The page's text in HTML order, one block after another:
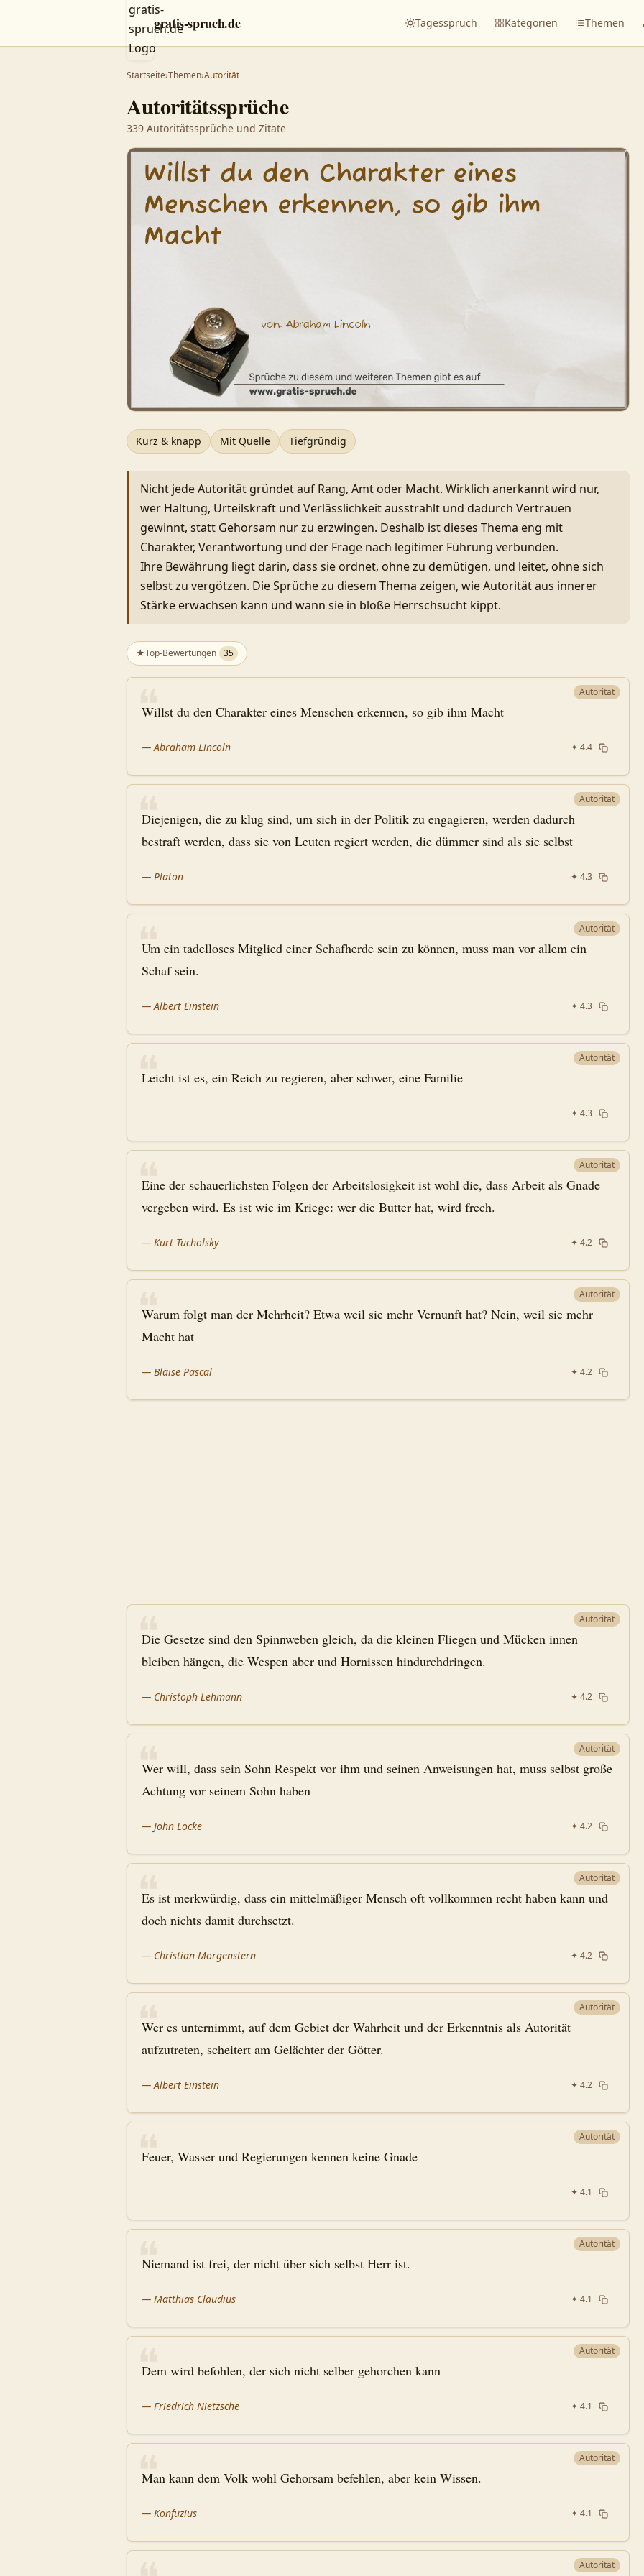
gratis-spruch.de Tagesspruch Kategorien Themen
Startseite›Themen›Autorität
1
2
3
15
17
Autoritätssprüche
339 Autoritätssprüche und Zitate
Kurz & knapp Mit Quelle Tiefgründig
Nicht jede Autorität gründet auf Rang, Amt oder Macht. Wirklich anerkannt wird nur,
wer Haltung, Urteilskraft und Verlässlichkeit ausstrahlt und dadurch Vertrauen
gewinnt, statt Gehorsam nur zu erzwingen. Deshalb ist dieses Thema eng mit
Charakter, Verantwortung und der Frage nach legitimer Führung verbunden.
Ihre Bewährung liegt darin, dass sie ordnet, ohne zu demütigen, und leitet, ohne sich
selbst zu vergötzen. Die Sprüche zu diesem Thema zeigen, wie Autorität aus innerer
Stärke erwachsen kann und wann sie in bloße Herrschsucht kippt.
★Top-Bewertungen 35
Autorität
❝
Willst du den Charakter eines Menschen erkennen, so gib ihm Macht
—Abraham Lincoln ✦ 4.4
Autorität
❝
Diejenigen, die zu klug sind, um sich in der Politik zu engagieren, werden dadurch
bestraft werden, dass sie von Leuten regiert werden, die dümmer sind als sie selbst
— Platon ✦ 4.3
Autorität
❝
Um ein tadelloses Mitglied einer Schafherde sein zu können, muss man vor allem ein
Schaf sein.
—Albert Einstein ✦ 4.3
Autorität
❝
Leicht ist es, ein Reich zu regieren, aber schwer, eine Familie
✦ 4.3
Autorität
❝
Eine der schauerlichsten Folgen der Arbeitslosigkeit ist wohl die, dass Arbeit als Gnade
vergeben wird. Es ist wie im Kriege: wer die Butter hat, wird frech.
— Kurt Tucholsky ✦ 4.2
Autorität
❝
Warum folgt man der Mehrheit? Etwa weil sie mehr Vernunft hat? Nein, weil sie mehr
Macht hat
— Blaise Pascal ✦ 4.2
Autorität
❝
Die Gesetze sind den Spinnweben gleich, da die kleinen Fliegen und Mücken innen
bleiben hängen, die Wespen aber und Hornissen hindurchdringen.
— Christoph Lehmann ✦ 4.2
Autorität
❝
Wer will, dass sein Sohn Respekt vor ihm und seinen Anweisungen hat, muss selbst große
Achtung vor seinem Sohn haben
— John Locke ✦ 4.2
Autorität
❝
Es ist merkwürdig, dass ein mittelmäßiger Mensch oft vollkommen recht haben kann und
doch nichts damit durchsetzt.
— Christian Morgenstern ✦ 4.2
Autorität
❝
Wer es unternimmt, auf dem Gebiet der Wahrheit und der Erkenntnis als Autorität
aufzutreten, scheitert am Gelächter der Götter.
—Albert Einstein ✦ 4.2
Autorität
❝
Feuer, Wasser und Regierungen kennen keine Gnade
✦ 4.1
Autorität
❝
Niemand ist frei, der nicht über sich selbst Herr ist.
— Matthias Claudius ✦ 4.1
Autorität
❝
Dem wird befohlen, der sich nicht selber gehorchen kann
— Friedrich Nietzsche ✦ 4.1
Autorität
❝
Man kann dem Volk wohl Gehorsam befehlen, aber kein Wissen.
— Konfuzius ✦ 4.1
Autorität